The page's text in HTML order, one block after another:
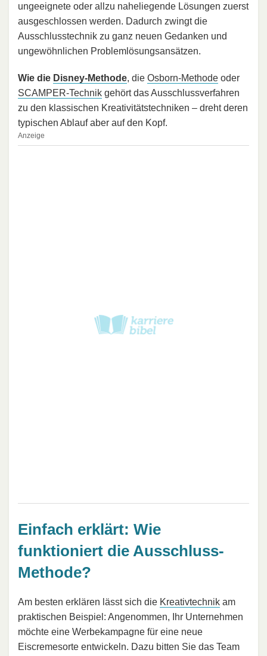
ungeeignete oder allzu naheliegende Lösungen zuerst
ausgeschlossen werden. Dadurch zwingt die
Ausschlusstechnik zu ganz neuen Gedanken und
ungewöhnlichen Problemlösungsansätzen.
Wie die Disney-Methode, die Osborn-Methode oder
SCAMPER-Technik gehört das Ausschlussverfahren
zu den klassischen Kreativitätstechniken – dreht deren
typischen Ablauf aber auf den Kopf.
Anzeige
Einfach erklärt: Wie
funktioniert die Ausschluss-
Methode?
Am besten erklären lässt sich die Kreativtechnik am
praktischen Beispiel: Angenommen, Ihr Unternehmen
möchte eine Werbekampagne für eine neue
Eiscremesorte entwickeln. Dazu bitten Sie das Team